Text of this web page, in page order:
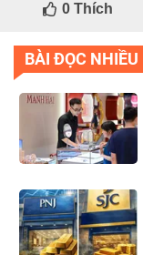
0Thích
BÀI ĐỌC NHIỀU